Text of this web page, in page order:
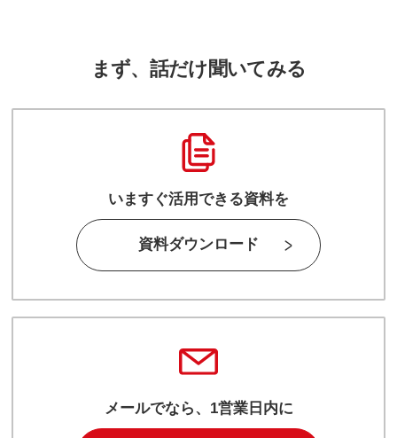
まず、話だけ聞いてみる
いますぐ活用できる資料を
資料ダウンロード
メールでなら、1営業日内に